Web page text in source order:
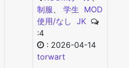
制服
学生 MOD
使用/なし JK
:4
: 2026-04-14
torwart